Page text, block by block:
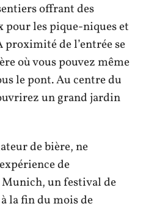
offrant des
pour les pique-niques et
proximité de l’entrée se
où vous pouvez même
le pont. Au centre du
un grand jardin
de bière, ne
de
Munich, un festival de
la fin du mois de